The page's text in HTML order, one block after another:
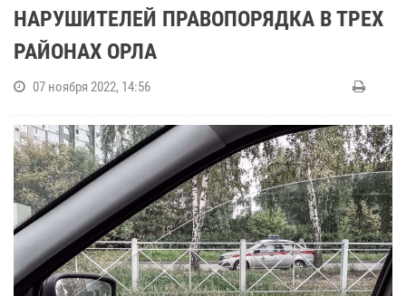
НАРУШИТЕЛЕЙ ПРАВОПОРЯДКА В ТРЕХ
РАЙОНАХ ОРЛА
07 ноября 2022, 14:56